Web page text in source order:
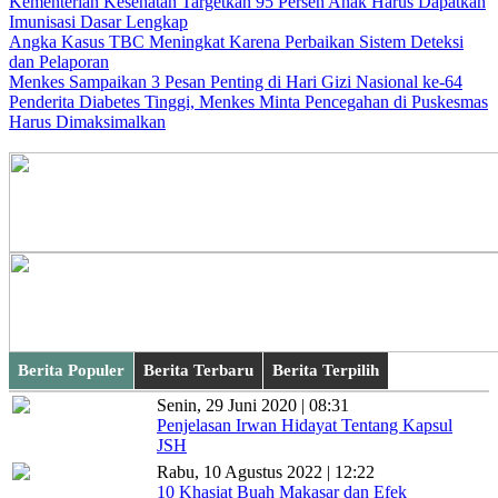
Imunisasi Dasar Lengkap
Angka Kasus TBC Meningkat Karena Perbaikan Sistem Deteksi
dan Pelaporan
Menkes Sampaikan 3 Pesan Penting di Hari Gizi Nasional ke-64
Penderita Diabetes Tinggi, Menkes Minta Pencegahan di Puskesmas
Harus Dimaksimalkan
Berita Populer Berita Terbaru Berita Terpilih
Senin, 29 Juni 2020 | 08:31
Penjelasan Irwan Hidayat Tentang Kapsul
JSH
Rabu, 10 Agustus 2022 | 12:22
10 Khasiat Buah Makasar dan Efek